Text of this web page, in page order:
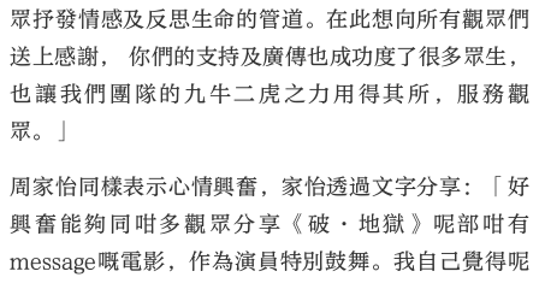
眾抒發情感及反思生命的管道。在此想向所有觀眾們
送上感謝， 你們的支持及廣傳也成功度了很多眾生，
也讓我們團隊的九牛二虎之力用得其所，服務觀
眾。」
周家怡同樣表示心情興奮，家怡透過文字分享：「好
興奮能夠同咁多觀眾分享《破·地獄》呢部咁有
message嘅電影，作為演員特別鼓舞。我自己覺得呢